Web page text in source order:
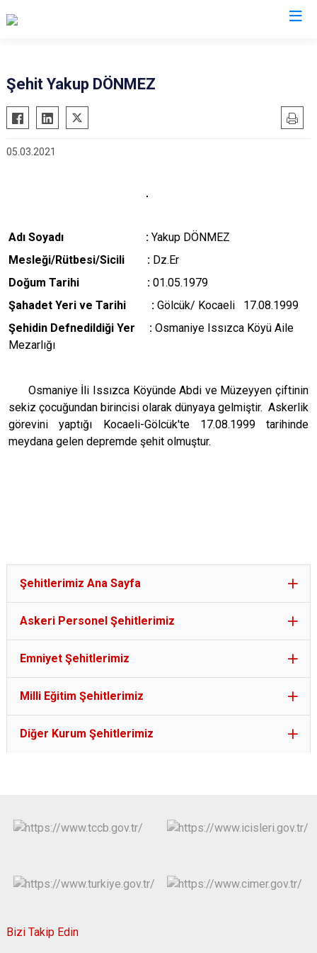
Şehit Yakup DÖNMEZ
05.03.2021
Adı Soyadı : Yakup DÖNMEZ
Mesleği/Rütbesi/Sicili : Dz.Er
Doğum Tarihi : 01.05.1979
Şahadet Yeri ve Tarihi : Gölcük/ Kocaeli 17.08.1999
Şehidin Defnedildiği Yer : Osmaniye Issızca Köyü Aile
Mezarlığı
Osmaniye İli Issızca Köyünde Abdi ve Müzeyyen çiftinin
sekiz çocuğundan birincisi olarak dünyaya gelmiştir. Askerlik
görevini yaptığı Kocaeli-Gölcük'te 17.08.1999 tarihinde
meydana gelen depremde şehit olmuştur.
Şehitlerimiz Ana Sayfa
Askeri Personel Şehitlerimiz
Emniyet Şehitlerimiz
Milli Eğitim Şehitlerimiz
Diğer Kurum Şehitlerimiz
Bizi Takip Edin